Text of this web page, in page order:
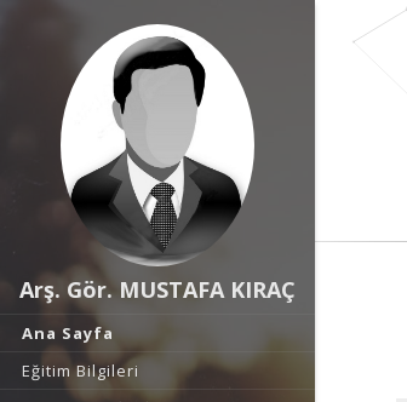
Arş. Gör. MUSTAFA KIRAÇ
Ana Sayfa
Eğitim Bilgileri